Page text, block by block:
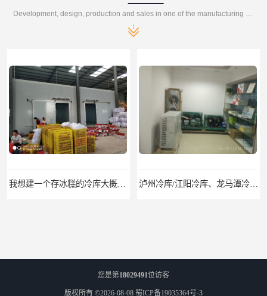
您是第18029491位访客
版权所有 ©2026-08-08 蜀ICP备19035364号-3